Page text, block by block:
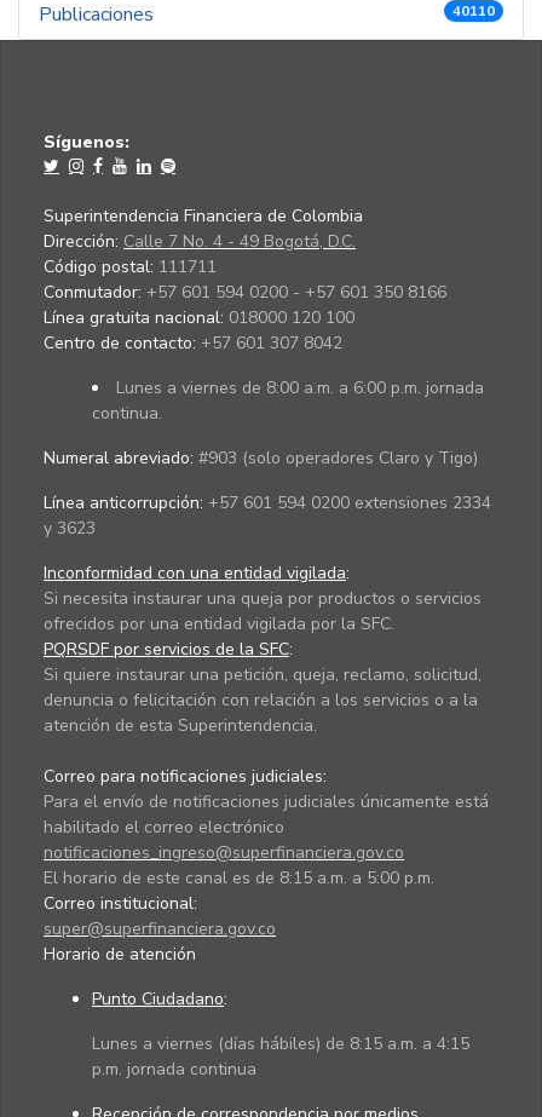
Publicaciones 40110
Síguenos:
Superintendencia Financiera de Colombia
Dirección: Calle 7 No. 4 - 49 Bogotá, D.C.
Código postal: 111711
Conmutador: +57 601 594 0200 - +57 601 350 8166
Línea gratuita nacional: 018000 120 100
Centro de contacto: +57 601 307 8042
Lunes a viernes de 8:00 a.m. a 6:00 p.m. jornada
continua.
Numeral abreviado: #903 (solo operadores Claro y Tigo)
Línea anticorrupción: +57 601 594 0200 extensiones 2334
y 3623
Inconformidad con una entidad vigilada:
Si necesita instaurar una queja por productos o servicios
ofrecidos por una entidad vigilada por la SFC.
PQRSDF por servicios de la SFC:
Si quiere instaurar una petición, queja, reclamo, solicitud,
denuncia o felicitación con relación a los servicios o a la
atención de esta Superintendencia.
Correo para notificaciones judiciales:
Para el envío de notificaciones judiciales únicamente está
habilitado el correo electrónico
notificaciones_ingreso@superfinanciera.gov.co
El horario de este canal es de 8:15 a.m. a 5:00 p.m.
Correo institucional:
super@superfinanciera.gov.co
Horario de atención
Punto Ciudadano:
Lunes a viernes (días hábiles) de 8:15 a.m. a 4:15
p.m. jornada continua